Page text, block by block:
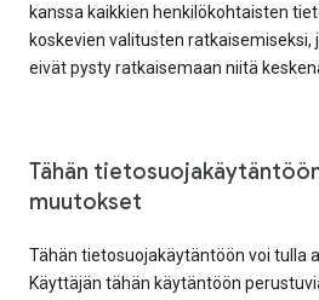
kanssa kaikkien henkilökohtaisten
koskevien valitusten ratkaisemiseksi,
eivät pysty ratkaisemaan niitä
Tähän
muutokset
Tähän tietosuojakäytäntöön voi tulla
Käyttäjän tähän käytäntöön